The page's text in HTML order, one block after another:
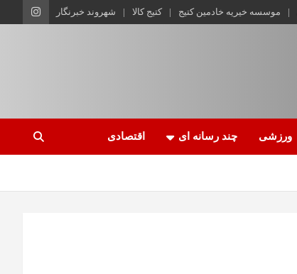
موسسه خیریه خادمین کتیج کتیج کالا شهروند خبرنگار
ورزشی چند رسانه ای اقتصادی